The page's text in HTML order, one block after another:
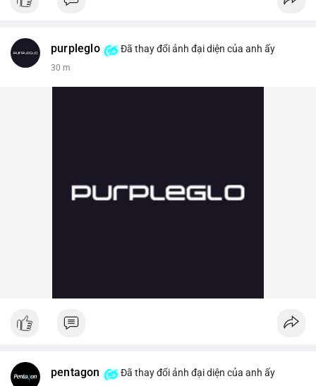
purpleglo Đã thay đổi ảnh đại diện của anh ấy
30 m
pentagon Đã thay đổi ảnh đại diện của anh ấy